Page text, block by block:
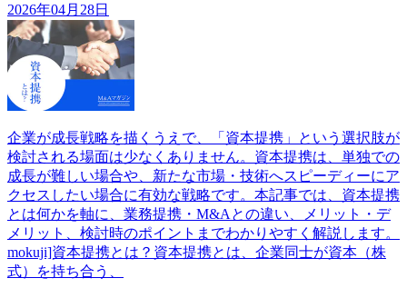
2026年04月28日
企業が成長戦略を描くうえで、「資本提携」という選択肢が
検討される場面は少なくありません。資本提携は、単独での
成長が難しい場合や、新たな市場・技術へスピーディーにア
クセスしたい場合に有効な戦略です。本記事では、資本提携
とは何かを軸に、業務提携・M&Aとの違い、メリット・デ
メリット、検討時のポイントまでわかりやすく解説します。
mokuji]資本提携とは？資本提携とは、企業同士が資本（株
式）を持ち合う、